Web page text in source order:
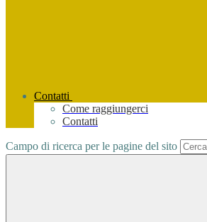
Contatti
Come raggiungerci
Contatti
Campo di ricerca per le pagine del sito